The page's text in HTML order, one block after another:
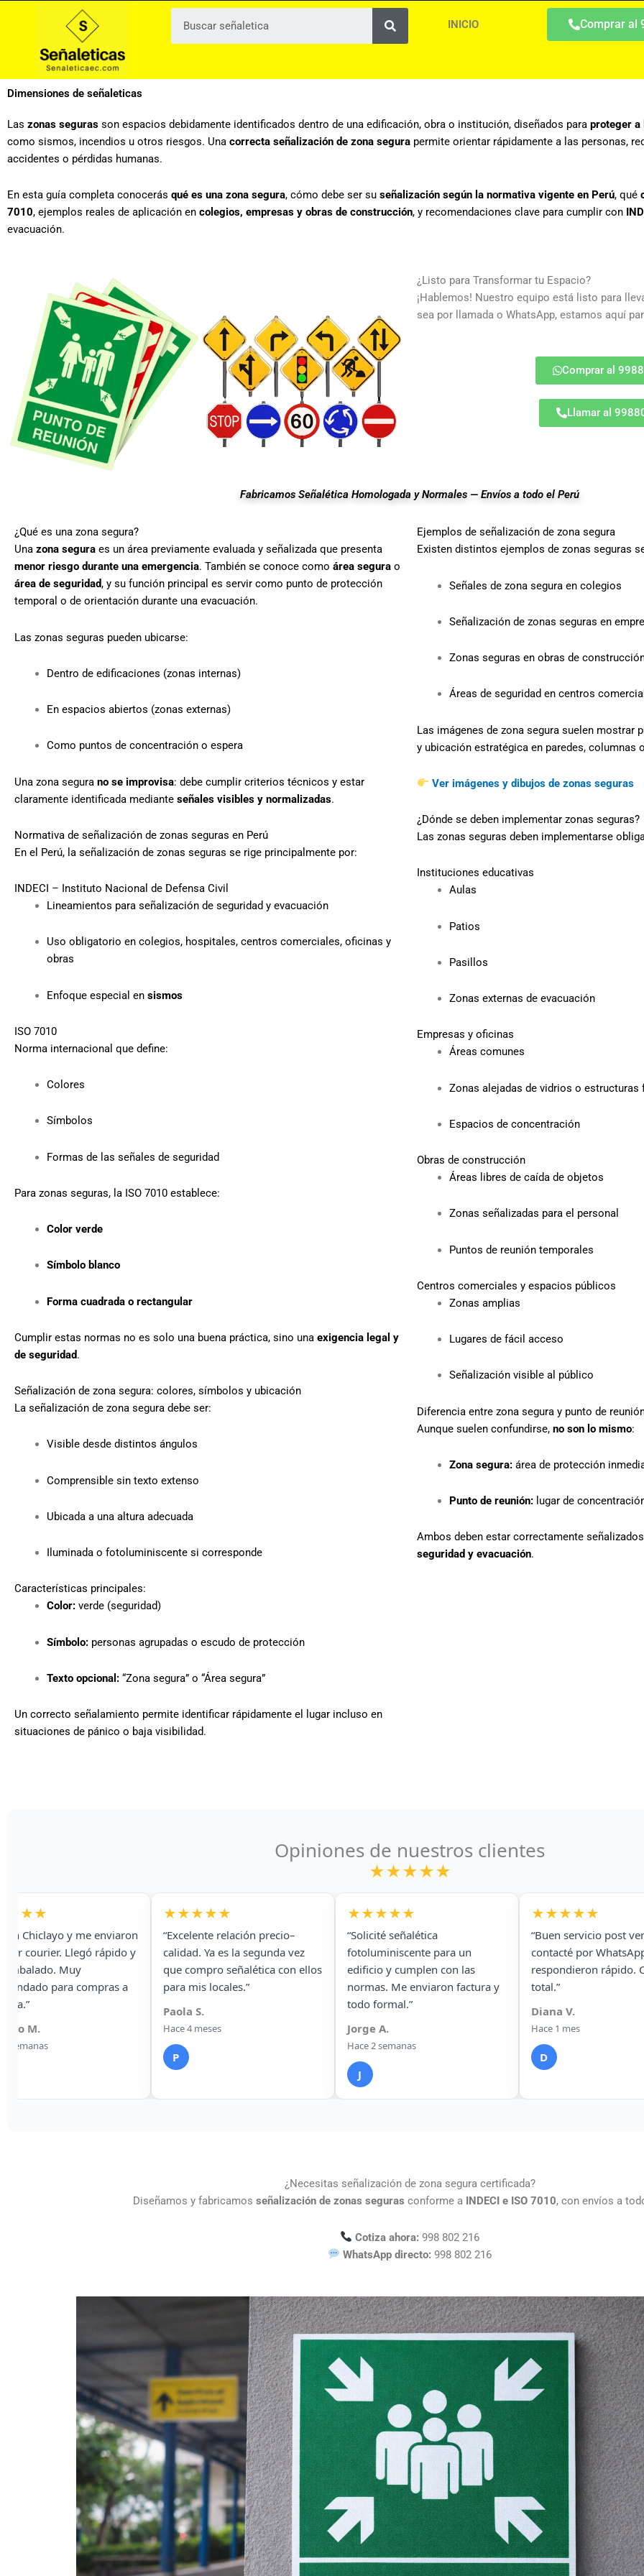
Search
INICIO Comprar al
Dimensiones de señaleticas
Las zonas seguras son espacios debidamente identificados dentro de una edificación, obra o institución, diseñados para proteger a
como sismos, incendios u otros riesgos. Una correcta señalización de zona segura permite orientar rápidamente a las personas,
accidentes o pérdidas humanas.
En esta guía completa conocerás qué es una zona segura, cómo debe ser su señalización según la normativa vigente en Perú, qué
7010, ejemplos reales de aplicación en colegios, empresas y obras de construcción, y recomendaciones clave para cumplir con
evacuación.
¿Listo para Transformar tu Espacio?
¡Hablemos! Nuestro equipo está listo para
sea por llamada o WhatsApp, estamos aquí
Comprar al
Llamar al
Fabricamos Señalética Homologada y Normales — Envíos a todo el Perú
¿Qué es una zona segura?
Una zona segura es un área previamente evaluada y señalizada que presenta
menor riesgo durante una emergencia. También se conoce como área segura o
área de seguridad, y su función principal es servir como punto de protección
temporal o de orientación durante una evacuación.
Las zonas seguras pueden ubicarse:
Dentro de edificaciones (zonas internas)
En espacios abiertos (zonas externas)
Como puntos de concentración o espera
Una zona segura no se improvisa: debe cumplir criterios técnicos y estar
claramente identificada mediante señales visibles y normalizadas.
Normativa de señalización de zonas seguras en Perú
En el Perú, la señalización de zonas seguras se rige principalmente por:
INDECI – Instituto Nacional de Defensa Civil
Lineamientos para señalización de seguridad y evacuación
Uso obligatorio en colegios, hospitales, centros comerciales, oficinas y
obras
Enfoque especial en sismos
ISO 7010
Norma internacional que define:
Colores
Símbolos
Formas de las señales de seguridad
Para zonas seguras, la ISO 7010 establece:
Color verde
Símbolo blanco
Forma cuadrada o rectangular
Cumplir estas normas no es solo una buena práctica, sino una exigencia legal y
de seguridad.
Señalización de zona segura: colores, símbolos y ubicación
La señalización de zona segura debe ser:
Visible desde distintos ángulos
Comprensible sin texto extenso
Ubicada a una altura adecuada
Iluminada o fotoluminiscente si corresponde
Características principales:
Color: verde (seguridad)
Símbolo: personas agrupadas o escudo de protección
Texto opcional: “Zona segura” o “Área segura”
Un correcto señalamiento permite identificar rápidamente el lugar incluso en
situaciones de pánico o baja visibilidad.
Ejemplos de señalización de zona segura
Existen distintos ejemplos de zonas seguras
Señales de zona segura en colegios
Señalización de zonas seguras en
Zonas seguras en obras de
Áreas de seguridad en centros
Las imágenes de zona segura suelen
y ubicación estratégica en paredes, columnas
Ver imágenes y dibujos de zonas seguras
¿Dónde se deben implementar zonas seguras?
Las zonas seguras deben implementarse
Instituciones educativas
Aulas
Patios
Pasillos
Zonas externas de evacuación
Empresas y oficinas
Áreas comunes
Zonas alejadas de vidrios o estructuras
Espacios de concentración
Obras de construcción
Áreas libres de caída de objetos
Zonas señalizadas para el personal
Puntos de reunión temporales
Centros comerciales y espacios públicos
Zonas amplias
Lugares de fácil acceso
Señalización visible al público
Diferencia entre zona segura y punto de
Aunque suelen confundirse, no son lo mismo:
Zona segura: área de protección
Punto de reunión: lugar de
Ambos deben estar correctamente
seguridad y evacuación.
Opiniones de nuestros clientes
★★★★★
relación precio–
Ya es la segunda vez
señalética con ellos
locales.”
★★★★★
“Solicité señalética
fotoluminiscente para un
edificio y cumplen con las
normas. Me enviaron factura y
todo formal.”
Jorge A.
Hace 2 semanas
★★★★★
“Buen servicio post venta. Los
contacté por WhatsApp y me
respondieron rápido. Confianza
total.”
Diana V.
Hace 1 mes
★★★★★
“Encargamos señalética
una planta industrial en
y todo llegó en
condiciones. Muy
responsables.”
Héctor M.
Hace 6 semanas
¿Necesitas señalización de zona segura certificada?
Diseñamos y fabricamos señalización de zonas seguras conforme a INDECI e ISO 7010, con envíos a
Cotiza ahora: 998 802 216
WhatsApp directo: 998 802 216